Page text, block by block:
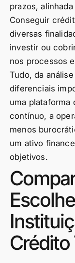
prazos,
Conseguir
diversas
investir ou
nos processos
Tudo, da
diferenciais
uma plataforma
contínuo, a
menos
um ativo
objetivos.
Crédito